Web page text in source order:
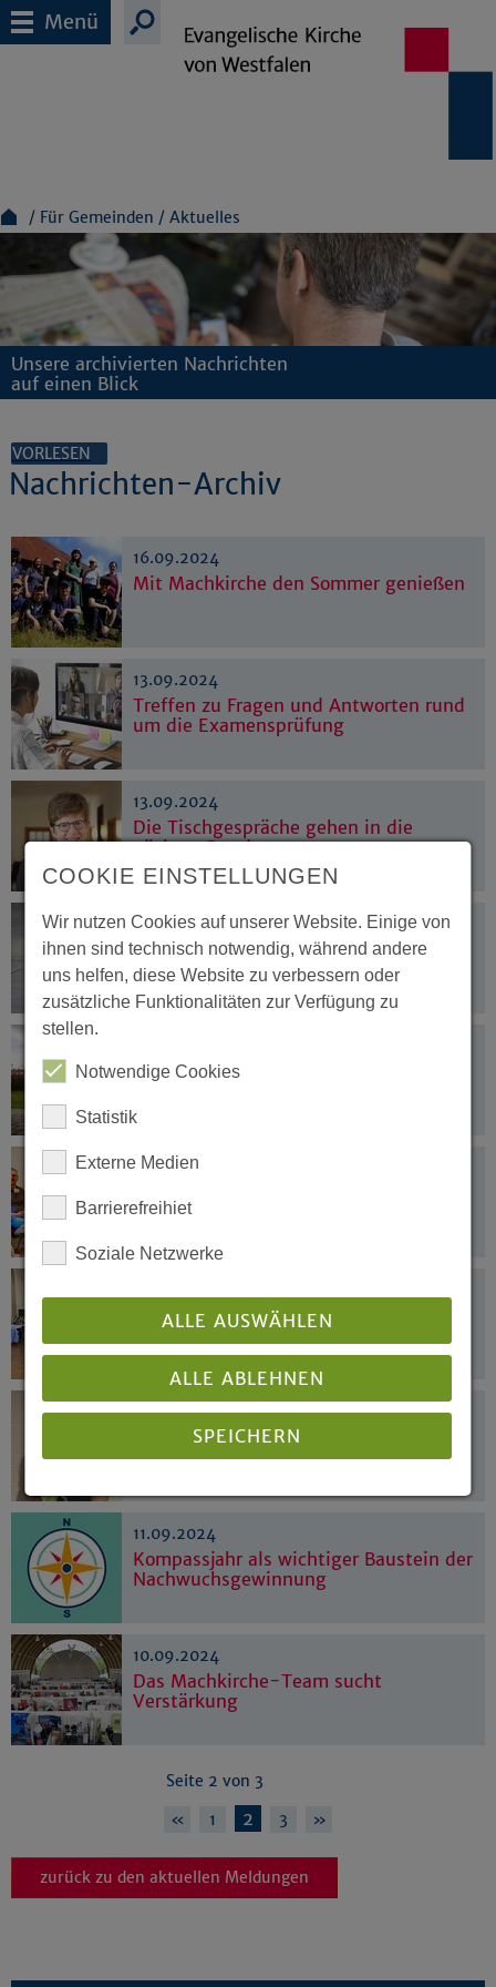
Menü
Für Gemeinden Aktuelles
Unsere archivierten Nachrichten
auf einen Blick
VORLESEN
Nachrichten-Archiv
16.09.2024
Mit Machkirche den Sommer genießen
13.09.2024
Treffen zu Fragen und Antworten rund
um die Examensprüfung
13.09.2024
Die Tischgespräche gehen in die
nächste Runde
13.09.2024
"Sexkauf zu bestrafen, ist kein Weg"
"Bedrohung der sozialen Infrastruktur
12.09.2024
Supervisor*innen und
Interprofessionelle Pastoralteams
12.09.2024
Vom Sozialarbeiter, der auszog, um
Diakon zu werden
11.09.2024
Kompassjahr als wichtiger Baustein der
Nachwuchsgewinnung
10.09.2024
Das Machkirche-Team sucht
Verstärkung
Seite 2 von 3
«
1 2 3 »
zurück zu den aktuellen Meldungen
COOKIE EINSTELLUNGEN
Wir nutzen Cookies auf unserer Website. Einige von
ihnen sind technisch notwendig, während andere
uns helfen, diese Website zu verbessern oder
zusätzliche Funktionalitäten zur Verfügung zu
stellen.
Notwendige Cookies
Statistik
Externe Medien
Barrierefreihiet
Soziale Netzwerke
ALLE AUSWÄHLEN
ALLE ABLEHNEN
SPEICHERN
Impressum|Datenschutz